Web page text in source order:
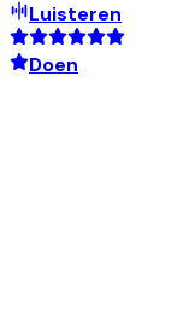
Luisteren
Doen